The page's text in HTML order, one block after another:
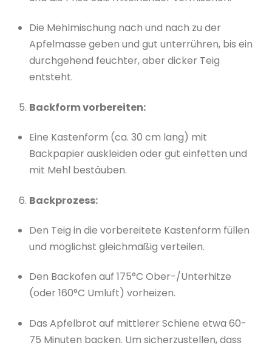
Die Mehlmischung nach und nach zu der
Apfelmasse geben und gut unterrühren, bis ein
durchgehend feuchter, aber dicker Teig
entsteht.
Backform vorbereiten:
Eine Kastenform (ca. 30 cm lang) mit
Backpapier auskleiden oder gut einfetten und
mit Mehl bestäuben.
Backprozess:
Den Teig in die vorbereitete Kastenform füllen
und möglichst gleichmäßig verteilen.
Den Backofen auf 175°C Ober-/Unterhitze
(oder 160°C Umluft) vorheizen.
Das Apfelbrot auf mittlerer Schiene etwa 60-
75 Minuten backen. Um sicherzustellen, dass